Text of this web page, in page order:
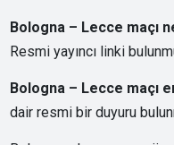
Bologna – Lecce maçı
Resmi yayıncı linki
Bologna – Lecce maçı
dair resmi bir duyuru